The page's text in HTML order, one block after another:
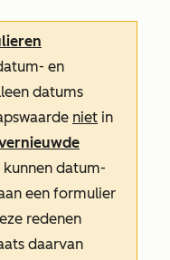
en
datums
niet in
datum-
een formulier
redenen
daarvan